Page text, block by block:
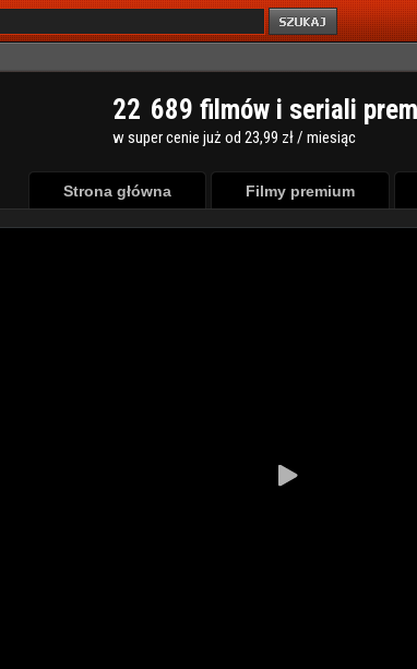
22 689 filmów i seriali
w super cenie już od 23,99 zł / miesiąc
Strona główna Filmy premium